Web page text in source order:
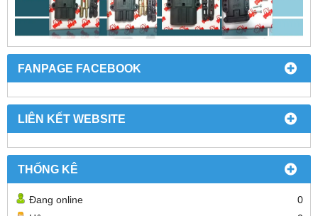
FANPAGE FACEBOOK
LIÊN KẾT WEBSITE
THỐNG KÊ
Đang online
0